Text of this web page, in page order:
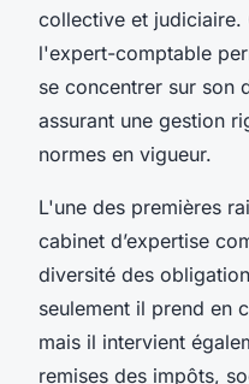
collective et judiciaire.
l'expert-comptable
se concentrer sur son
assurant une gestion
normes en vigueur.
L'une des premières
cabinet d’expertise
diversité des
seulement il prend en
mais il intervient
remises des impôts,